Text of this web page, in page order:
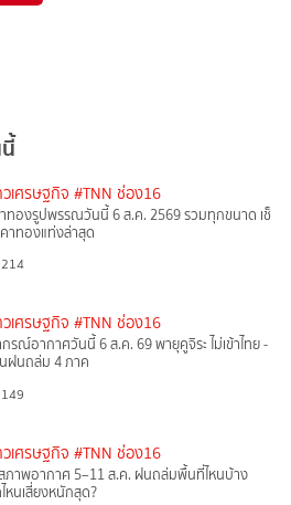
เศรษฐกิจ #TNN ช่อง16
ทองรูปพรรณวันนี้ 6 ส.ค. 2569 รวมทุกขนาด เช็
าทองแท่งล่าสุด
214
เศรษฐกิจ #TNN ช่อง16
รณ์อากาศวันนี้ 6 ส.ค. 69 พายุคูจิระ ไม่เข้าไทย -
ฝนถล่ม 4 ภาค
149
เศรษฐกิจ #TNN ช่อง16
ภาพอากาศ 5–11 ส.ค. ฝนถล่มพื้นที่ไหนบ้าง
หนเสี่ยงหนักสุด?